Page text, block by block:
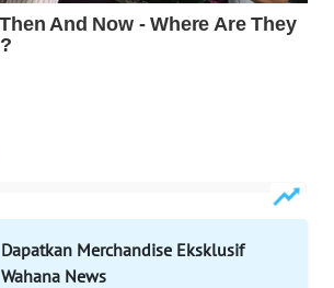
Dapatkan Merchandise Eksklusif
Wahana News